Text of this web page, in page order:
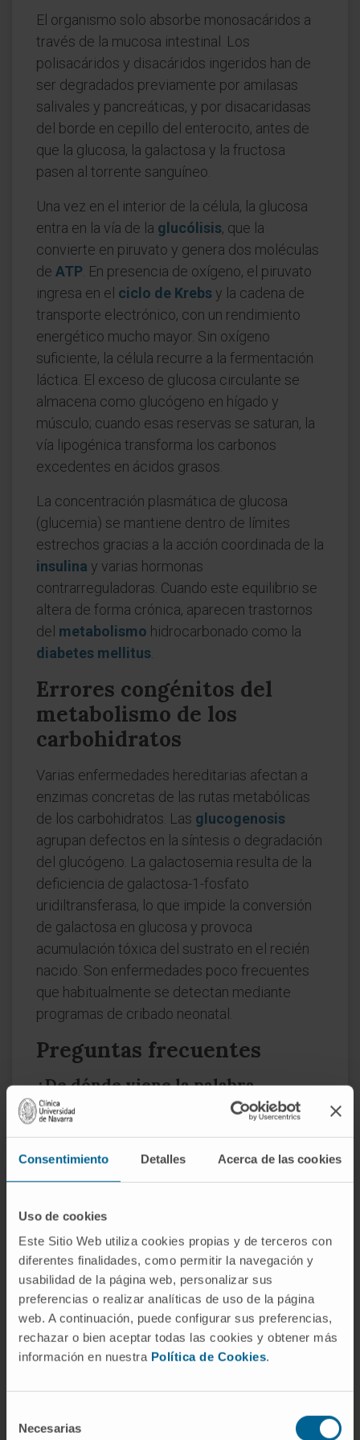
Consentimiento Detalles Acerca de las cookies
Uso de cookies
Este Sitio Web utiliza cookies propias y de terceros con
diferentes finalidades, como permitir la navegación y
usabilidad de la página web, personalizar sus
preferencias o realizar analíticas de uso de la página
web. A continuación, puede configurar sus preferencias,
rechazar o bien aceptar todas las cookies y obtener más
información en nuestra Política de Cookies.
Necesarias
El organismo solo absorbe monosacáridos a
través de la mucosa intestinal. Los
polisacáridos y disacáridos ingeridos han de
ser degradados previamente por amilasas
salivales y pancreáticas, y por disacaridasas
del borde en cepillo del enterocito, antes de
que la glucosa, la galactosa y la fructosa
pasen al torrente sanguíneo.
Una vez en el interior de la célula, la glucosa
entra en la vía de la glucólisis, que la
convierte en piruvato y genera dos moléculas
de ATP . En presencia de oxígeno, el piruvato
ingresa en el ciclo de Krebsy la cadena de
transporte electrónico, con un rendimiento
energético mucho mayor. Sin oxígeno
suficiente, la célula recurre a la fermentación
láctica. El exceso de glucosa circulante se
almacena como glucógeno en hígado y
músculo; cuando esas reservas se saturan, la
vía lipogénica transforma los carbonos
excedentes en ácidos grasos.
La concentración plasmática de glucosa
(glucemia) se mantiene dentro de límites
estrechos gracias a la acción coordinada de la
insulina y varias hormonas
contrarreguladoras. Cuando este equilibrio se
altera de forma crónica, aparecen trastornos
del metabolismo hidrocarbonado como la
diabetes mellitus
Errores congénitos del
metabolismo de los
carbohidratos
Varias enfermedades hereditarias afectan a
enzimas concretas de las rutas metabólicas
de los carbohidratos. Las glucogenosis
agrupan defectos en la síntesis o degradación
del glucógeno. La galactosemia resulta de la
deficiencia de galactosa-1-fosfato
uridiltransferasa, lo que impide la conversión
de galactosa en glucosa y provoca
acumulación tóxica del sustrato en el recién
nacido. Son enfermedades poco frecuentes
que habitualmente se detectan mediante
programas de cribado neonatal.
Preguntas frecuentes
¿De dónde viene la palabra
carbohidrato?
El término fue propuesto en alemán
(Kohlenhydrate) por Carl Schmidt en 1844, al
observar que los azúcares conocidos
carbono estuviera "hidratado". Aunque la
interpretación era incorrecta desde el punto
de vista químico, el nombre arraigó y pasó a
las demás lenguas europeas. En español
también se emplea hidrato de carbono y, con
menos frecuencia, glúcido, del griego γλυκύς,
"dulce".
¿Es lo mismo un carbohidrato